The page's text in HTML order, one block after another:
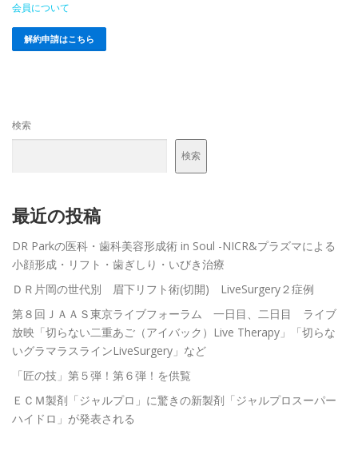
メンバーログイン
会員について
解約申請はこちら
検索
検索
最近の投稿
DR Parkの医科・歯科美容形成術 in Soul -NICR&プラズマによる
小顔形成・リフト・歯ぎしり・いびき治療
ＤＲ片岡の世代別 眉下リフト術(切開) LiveSurgery２症例
第８回ＪＡＡＳ東京ライブフォーラム 一日目、二日目 ライブ
放映「切らない二重あご（アイバック）Live Therapy」「切らな
いグラマラスラインLiveSurgery」など
「匠の技」第５弾！第６弾！を供覧
ＥＣＭ製剤「ジャルプロ」に驚きの新製剤「ジャルプロスーパー
ハイドロ」が発表される